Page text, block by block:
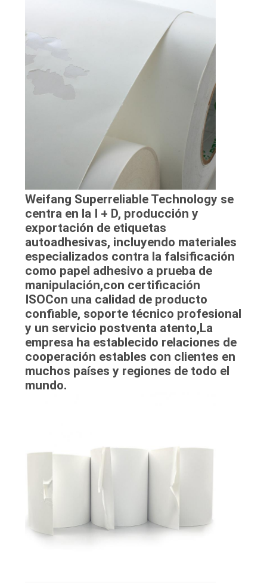
Weifang Superreliable Technology se
centra en la I + D, producción y
exportación de etiquetas
autoadhesivas, incluyendo materiales
especializados contra la falsificación
como papel adhesivo a prueba de
manipulación,con certificación
ISOCon una calidad de producto
confiable, soporte técnico profesional
y un servicio postventa atento,La
empresa ha establecido relaciones de
cooperación estables con clientes en
muchos países y regiones de todo el
mundo.